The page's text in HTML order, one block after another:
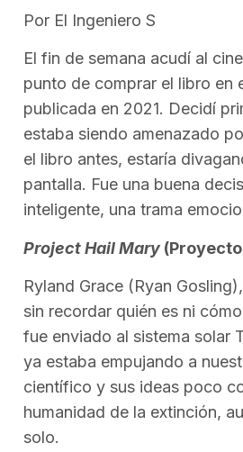
Por El Ingeniero S
El fin de semana acudí al
punto de comprar el libro en
publicada en 2021. Decidí
estaba siendo amenazado
el libro antes, estaría
pantalla. Fue una buena
inteligente, una trama
Project Hail Mary
Ryland Grace (Ryan
sin recordar quién es ni
fue enviado al sistema solar
ya estaba empujando a
científico y sus ideas poco
humanidad de la extinción,
solo.